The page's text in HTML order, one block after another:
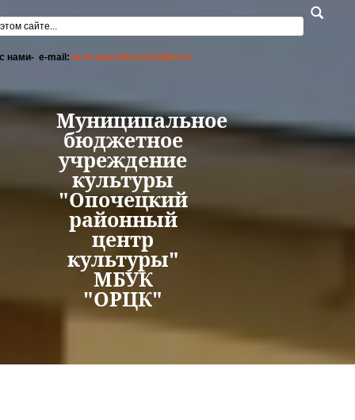
поиска
нами- e-mail: orck-opochka@rambler.ru
Муниципальное
бюджетное
учреждение
культуры
"Опочецкий
районный
центр
культуры"
МБУК
"ОРЦК"